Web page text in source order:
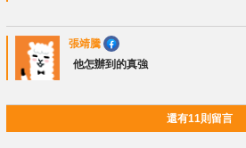
張靖騰
他怎辦到的真強
還有11則留言